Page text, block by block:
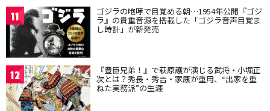
11 ゴジラの咆哮で目覚める朝…1954年公開『ゴジ
ラ』の貴重音源を搭載した「ゴジラ音声目覚ま
し時計」が新発売
12 『豊臣兄弟！』で萩原護が演じる武将・小堀正
次とは？秀長・秀吉・家康が重用、“出家を重
ねた実務派”の生涯